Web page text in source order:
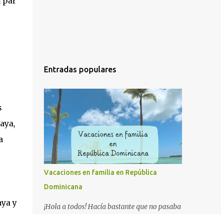
y
Entradas populares
Vacaciones en familia en República
Dominicana
¡Hola a todos! Hacía bastante que no pasaba